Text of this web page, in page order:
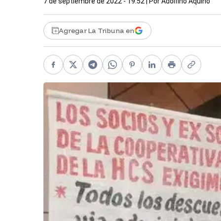
Agregar La Tribuna en
Facebook
X TelegramWhatsApp
PinterestLinkedIn
PrintCopy